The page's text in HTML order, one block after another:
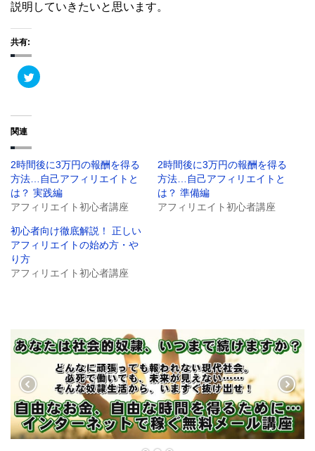
説明していきたいと思います。
共有:
ク
リ
t
e
で
共
有
(
し
い
ウ
ィ
ド
ウ
関連
2時間後に3万円の報酬を得る
方法…自己アフィリエイトと
は？ 実践編
アフィリエイト初心者講座
2時間後に3万円の報酬を得る
方法…自己アフィリエイトと
は？ 準備編
アフィリエイト初心者講座
初心者向け徹底解説！ 正しい
アフィリエイトの始め方・や
り方
アフィリエイト初心者講座